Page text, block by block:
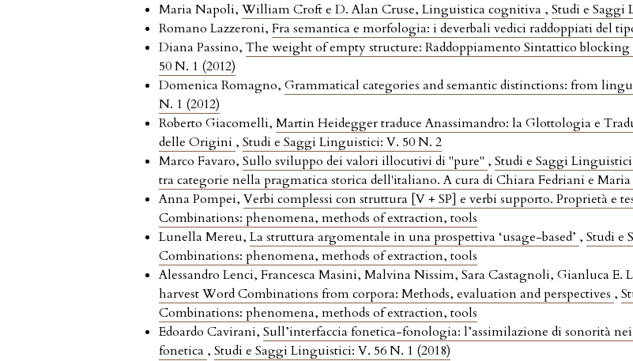
Maria Napoli,William Croft e D. Alan Cruse, Linguistica cognitiva ,Studi e
Romano Lazzeroni,Fra semantica e morfologia: i deverbali vedici raddoppiati del
Diana Passino,The weight of empty structure: Raddoppiamento Sintattico blocking
50 N. 1 (2012)
Domenica Romagno,Grammatical categories and semantic distinctions: from
N. 1 (2012)
Roberto Giacomelli,Martin Heidegger traduce Anassimandro: la Glottologia e
delle Origini ,Studi e Saggi Linguistici: V. 50 N. 2
Marco Favaro,Sullo sviluppo dei valori illocutivi di "pure" ,Studi e Saggi
tra categorie nella pragmatica storica dell'italiano. A cura di Chiara Fedriani e
Anna Pompei,Verbi complessi con struttura [V + SP] e verbi supporto. Proprietà e
Combinations: phenomena, methods of extraction, tools
Lunella Mereu,La struttura argomentale in una prospettiva ‘usage-based’ ,Studi e
Combinations: phenomena, methods of extraction, tools
Alessandro Lenci, Francesca Masini, Malvina Nissim, Sara Castagnoli, Gianluca E.
harvest Word Combinations from corpora: Methods, evaluation and perspectives ,
Combinations: phenomena, methods of extraction, tools
Edoardo Cavirani,Sull’interfaccia fonetica-fonologia: l’assimilazione di sonorità
fonetica ,Studi e Saggi Linguistici: V. 56 N. 1 (2018)